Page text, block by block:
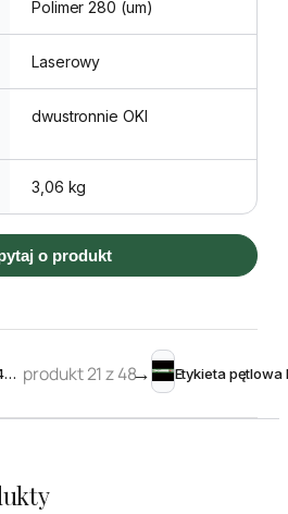
Polimer 280 (um)
Laserowy
dwustronnie OKI
3,06 kg
o produkt
Etykieta pętlowa L1 40 x 278 mm większa pętla (1250szt.) produkt 21 z 48→